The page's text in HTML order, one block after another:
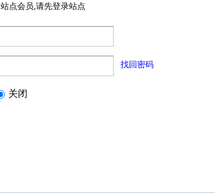
点会员,请先登录站点
找回密码
关闭